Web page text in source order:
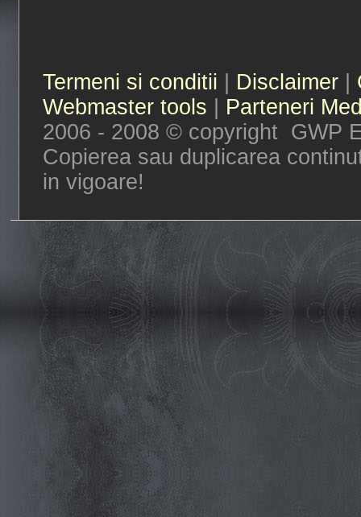
Termeni si conditii Disclaimer
Webmaster tools
Parteneri
2006 - 2008 © copyright GWP
Copierea sau duplicarea
in vigoare!